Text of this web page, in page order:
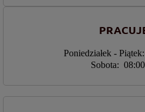
Poniedziałek -
Sobota: